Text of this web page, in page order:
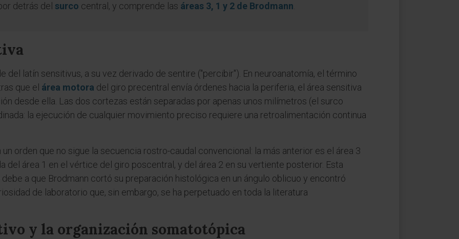
detrás del surco central, y comprende las áreas 3, 1 y 2 de Brodmann
del latín sensitivus, a su vez derivado de sentire ("percibir"). En neuroanatomía, el término
que el área motora del giro precentral envía órdenes hacia la periferia, el área sensitiva
desde ella. Las dos cortezas están separadas por apenas unos milímetros (el surco
la ejecución de cualquier movimiento preciso requiere una retroalimentación continua
orden que no sigue la secuencia rostro-caudal convencional: la más anterior es el área 3
del área 1 en el vértice del giro poscentral, y del área 2 en su vertiente posterior. Esta
a que Brodmann cortó su preparación histológica en un ángulo oblicuo y encontró
de laboratorio que, sin embargo, se ha perpetuado en toda la literatura
y la organización somatotópica